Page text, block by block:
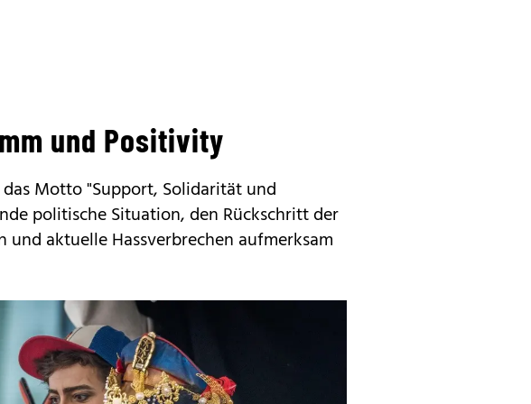
und Positivity
Motto "Support, Solidarität und
politische Situation, den Rückschritt der
und aktuelle Hassverbrechen aufmerksam